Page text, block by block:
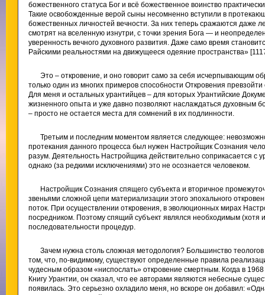
божественного статуса Бог и всё божественное воинство
Такие освобожденные верой сыны несомненно вступили в
божественных личностей вечности. За них теперь сражаются даже
смотрят на вселенную изнутри, с точки зрения Бога — и
уверенность вечного духовного развития. Даже само время
Райскими реальностями на движущееся одеяние пространства»
Это – откровение, и оно говорит само за себя исчерпывающим
только один из многих примеров способности Откровения
Для меня и остальных урантийцев – для которых Урантийские
жизненного опыта и уже давно позволяют наслаждаться духовным
– просто не остается места для сомнений в их подлинности.
Третьим и последним моментом является следующее:
протекания данного процесса был нужен Настройщик Сознания
разум. Деятельность Настройщика действительно соприкасается с
однако (за редкими исключениями) это не осознается человеком.
Настройщик Сознания спящего субъекта и вторичное
звеньями сложной цепи материализации этого эпохального
поток. При осуществлении откровения, в эволюционных мирах
посредником. Поэтому спящий субъект являлся необходимым (хотя
последовательности процедур.
Зачем нужна столь сложная методология? Большинство
том, что, по-видимому, существуют определенные правила
чудесным образом «ниспослать» откровение смертным. Когда в
Книгу Урантии, он сказал, что ее авторами являются небесные
появилась. Это серьезно охладило меня, но вскоре он добавил: